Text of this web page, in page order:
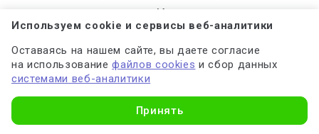
темы. Изучите современные
тенденции и вызовы в области информатики.
Это могут быть новые технологии, актуальные
проблемы или направления, которые
находятся в стадии активного развития.
Актуальная тема не только заинтересует
Используем cookie и сервисы веб-аналитики
Оставаясь на нашем сайте, вы даете согласие
на использованиефайлов cookies и сбор данных
системами веб-аналитики
Принять